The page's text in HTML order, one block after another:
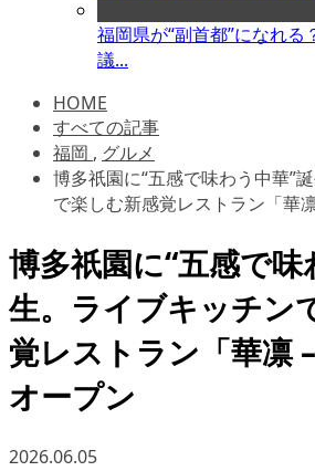
福岡県が“副首都”になれる
議...
HOME
すべての記事
福岡 , グルメ
博多祇園に“五感で味わう中華”
で楽しむ新感覚レストラン「華
博多祇園に“五感で味
生。ライブキッチン
覚レストラン「華凛
オープン
2026.06.05